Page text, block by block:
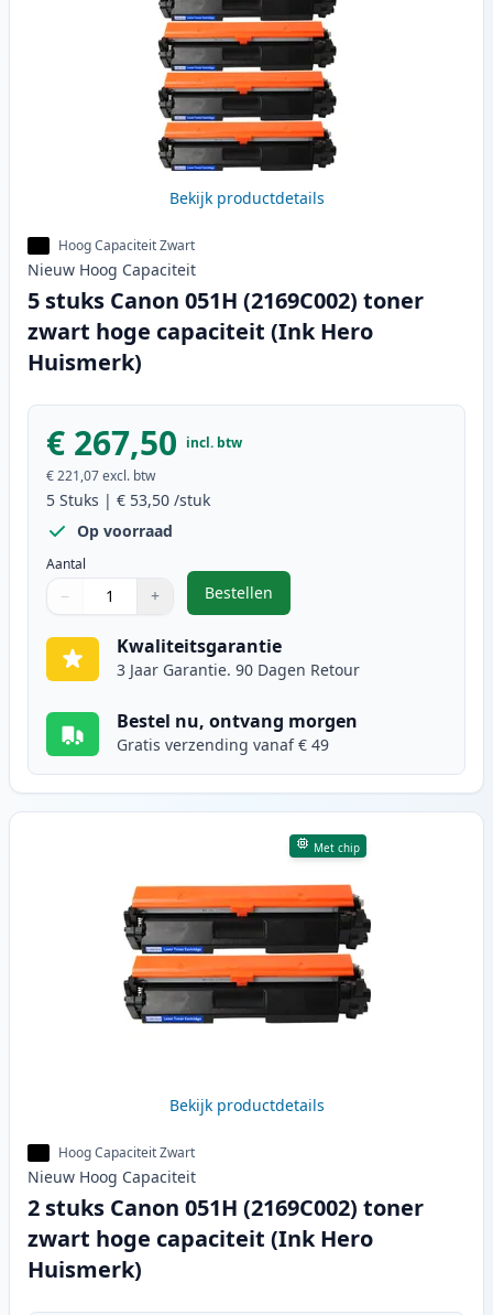
Bekijk productdetails
Hoog Capaciteit Zwart
Nieuw Hoog Capaciteit
5 stuks Canon 051H (2169C002) toner
zwart hoge capaciteit (Ink Hero
Huismerk)
€ 267,50 incl. btw
€ 221,07excl. btw
5 Stuks | € 53,50 /stuk
Op voorraad
Aantal
Gebruik de knoppen om aan te passen
− +
1
Bestellen
,5 stuks Canon 051H
Kwaliteitsgarantie
3 Jaar Garantie. 90 Dagen Retour
Bestel nu, ontvang morgen
Gratis verzending vanaf € 49
Met chip
Bekijk productdetails
Hoog Capaciteit Zwart
Nieuw Hoog Capaciteit
2 stuks Canon 051H (2169C002) toner
zwart hoge capaciteit (Ink Hero
Huismerk)